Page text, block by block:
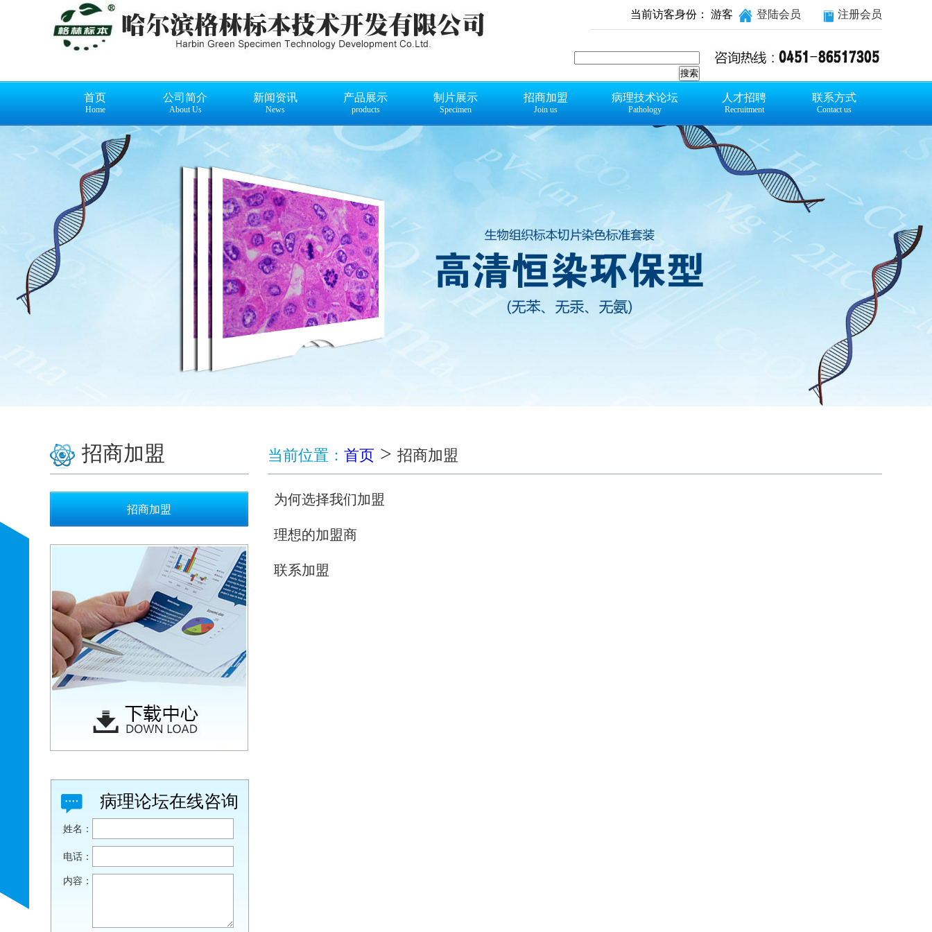
当前访客身份： 游客 登陆会员 注册会员
首页
Home
公司简介
About Us
新闻资讯
News
产品展示
products
制片展示
Specimen
招商加盟
Join us
病理技术论坛
Pathology
人才招聘
Recruitment
联系方式
Contact us
招商加盟
招商加盟
病理论坛在线咨询
姓名：
电话：
内容：
当前位置： 首页 > 招商加盟
为何选择我们加盟
理想的加盟商
联系加盟